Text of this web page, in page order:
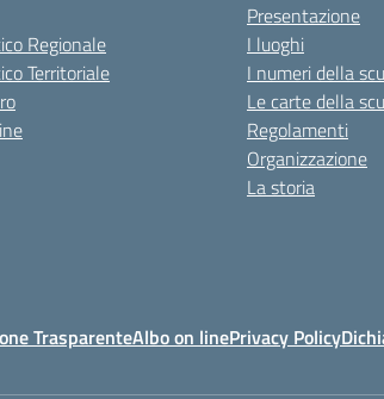
Regionale
Territoriale
Presentazione
I luoghi
I numeri della
Le carte della
Regolamenti
Organizzazione
La storia
TrasparenteAlbo on linePrivacy Policy